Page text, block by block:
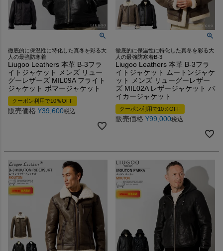
徹底的に保温性に特化した真冬を彩る大
人の最強防寒着
Liugoo Leathers 本革 B-3フラ
イトジャケット メンズ リュー
グーレザーズ MIL09A フライト
ジャケット ボマージャケット
クーポン利用で10％OFF
販売価格 ¥39,600税込
徹底的に保温性に特化した真冬を彩る大
人の最強防寒着B-3
Liugoo Leathers 本革 B-3フラ
イトジャケット ムートンジャケ
ット メンズ リューグーレザー
ズ MIL02A レザージャケット バ
イカージャケット
クーポン利用で10％OFF
販売価格 ¥99,000税込